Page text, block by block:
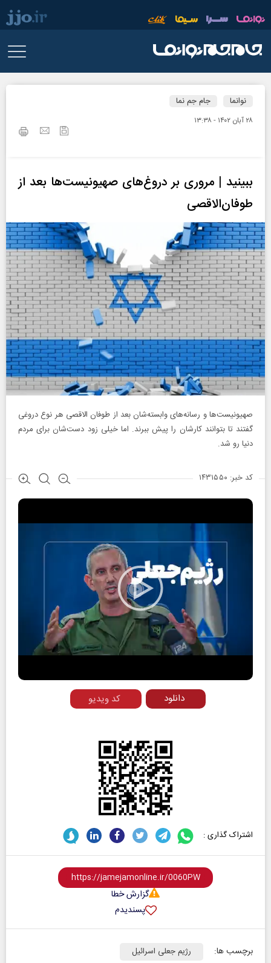
نوانما جام جم نما
۲۸ آبان ۱۴۰۲ - ۱۳:۳۸
ببینید | مروری بر دروغ‌های صهیونیست‌ها بعد از
طوفان‌الاقصی
صهیونیست‌ها و رسانه‌های وابسته‌شان بعد از طوفان الاقصی هر نوع دروغی
گفتند تا بتوانند کارشان را پیش ببرند. اما خیلی زود دست‌شان برای مردم
دنیا رو شد.
کد خبر: ۱۴۳۱۵۵۰
Play
Video
کد ویدیو دانلود
اشتراک گذاری :
گزارش خطا
پسندیدم
برچسب ها:
رژیم جعلی اسرائیل